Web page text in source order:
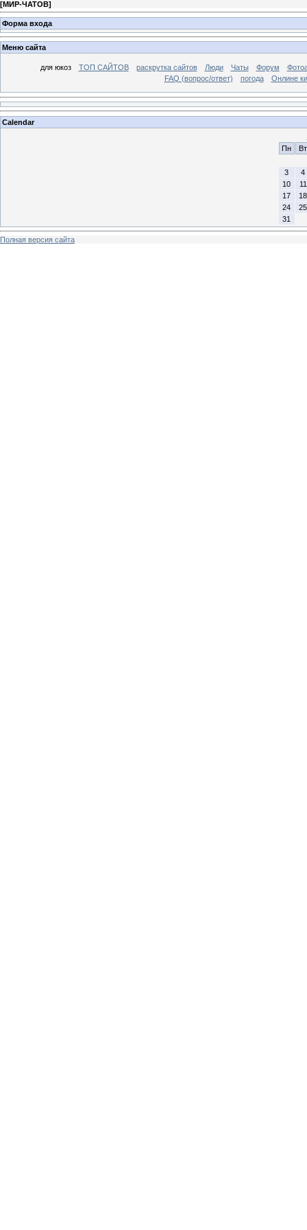
[МИР-ЧАТОВ]
Форма входа
Меню сайта
для юкоз ТОП САЙТОВ раскрутка сайтов Люди Чаты Форум
FAQ (вопрос/ответ)
погода Онлине
Calendar
Пн
Вт
3
4
10
11
17
18
24
25
31
Полная версия сайта